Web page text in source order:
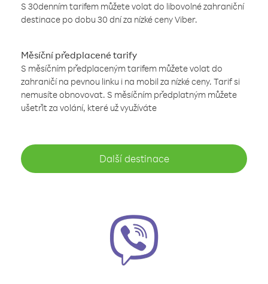
S 30denním tarifem můžete volat do libovolné zahraniční
destinace po dobu 30 dní za nízké ceny Viber.
Měsíční předplacené tarify
S měsíčním předplaceným tarifem můžete volat do
zahraničí na pevnou linku i na mobil za nízké ceny. Tarif si
nemusíte obnovovat. S měsíčním předplatným můžete
ušetřit za volání, které už využíváte
Další destinace